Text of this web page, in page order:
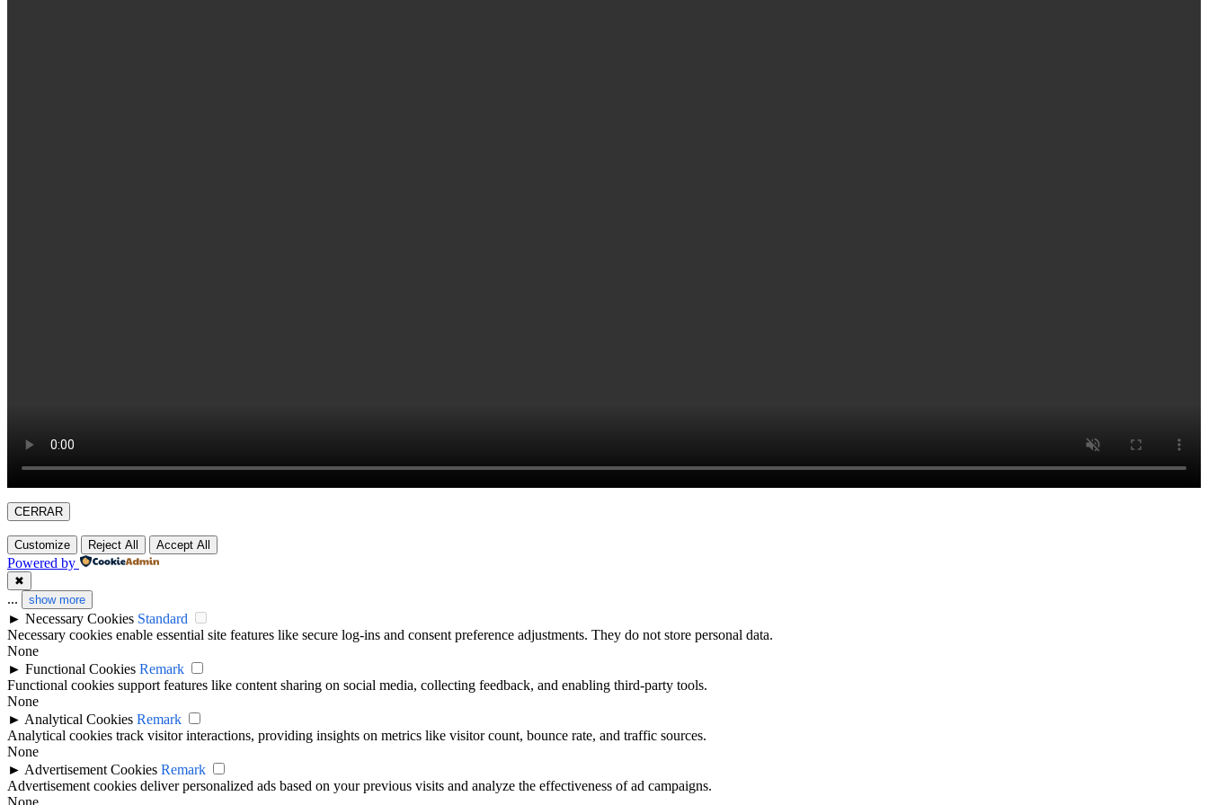
CERRAR
Customize Reject All Accept All
Powered by
✖
... show more
► Necessary Cookies Standard
Necessary cookies enable essential site features like secure log-ins and consent preference adjustments. They do not store personal data.
None
► Functional Cookies Remark
Functional cookies support features like content sharing on social media, collecting feedback, and enabling third-party tools.
None
► Analytical Cookies Remark
Analytical cookies track visitor interactions, providing insights on metrics like visitor count, bounce rate, and traffic sources.
None
► Advertisement Cookies Remark
Advertisement cookies deliver personalized ads based on your previous visits and analyze the effectiveness of ad campaigns.
None